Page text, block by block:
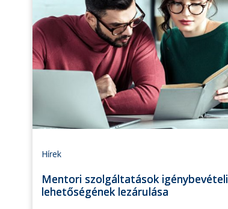
Hírek
Mentori szolgáltatások igénybevételi
lehetőségének lezárulása